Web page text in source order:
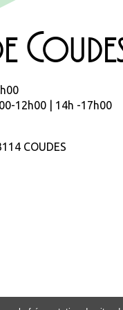
12h00 | 14h -17h00
COUDES